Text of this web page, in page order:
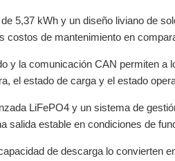
5,37 kWh y un diseño liviano de
costos de mantenimiento en
y la comunicación CAN permiten a
el estado de carga y el estado
LiFePO4 y un sistema de
salida estable en condiciones de
de descarga lo convierten